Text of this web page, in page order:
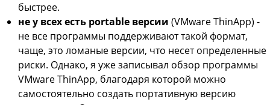
быстрее.
не у всех есть portable версии (VMware ThinApp) -
не все программы поддерживают такой формат,
чаще, это ломаные версии, что несет определенные
риски. Однако, я уже записывал обзор программы
VMware ThinApp, благодаря которой можно
самостоятельно создать портативную версию